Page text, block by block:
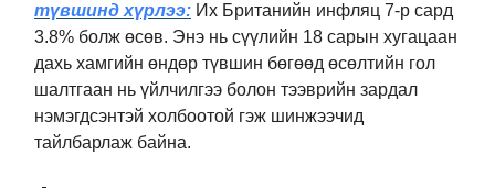
түвшинд хүрлээ: Их Британийн инфляц 7-р сард
3.8% болж өсөв. Энэ нь сүүлийн 18 сарын хугацаан
дахь хамгийн өндөр түвшин бөгөөд өсөлтийн гол
шалтгаан нь үйлчилгээ болон тээврийн зардал
нэмэгдсэнтэй холбоотой гэж шинжээчид
тайлбарлаж байна.